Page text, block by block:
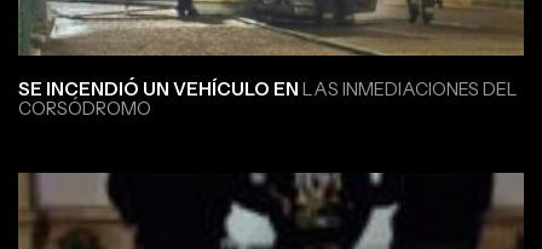
SE INCENDIÓ UN VEHÍCULO EN LAS INMEDIACIONES DEL
CORSÓDROMO